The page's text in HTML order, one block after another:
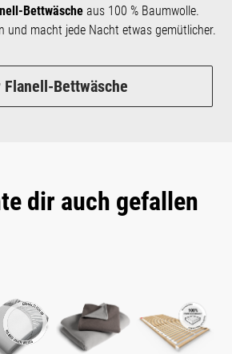
Bettwäsche aus 100 % Baumwolle.
und macht jede Nacht etwas gemütlicher.
Flanell-Bettwäsche
dir auch gefallen